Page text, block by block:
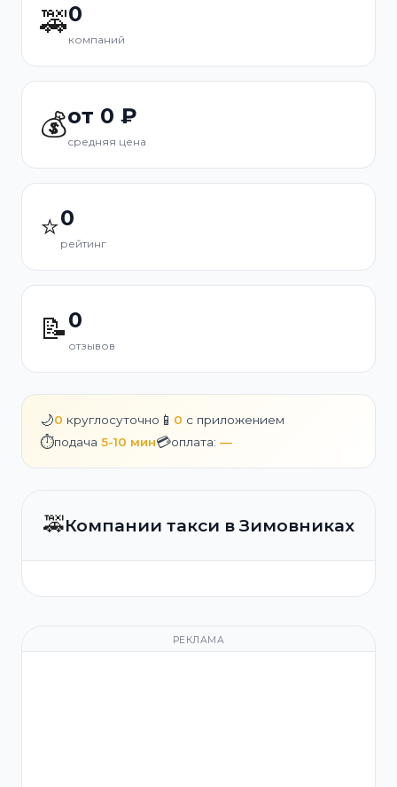
🚕0
компаний
💰от 0 ₽
средняя цена
⭐0
рейтинг
📝0
отзывов
🌙0 круглосуточно 📱 0 с приложением
⏱️подача 5-10 мин💳оплата: —
🚕Компании такси в Зимовниках
РЕКЛАМА